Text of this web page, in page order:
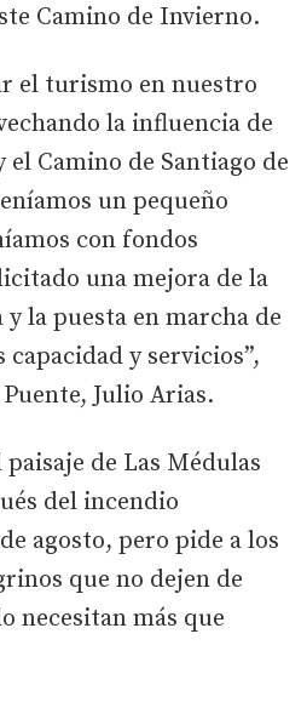
Camino de Invierno.
el turismo en nuestro
la influencia de
el Camino de Santiago de
un pequeño
con fondos
una mejora de la
la puesta en marcha de
y servicios”,
Julio Arias.
de Las Médulas
del incendio
agosto, pero pide a los
que no dejen de
necesitan más que